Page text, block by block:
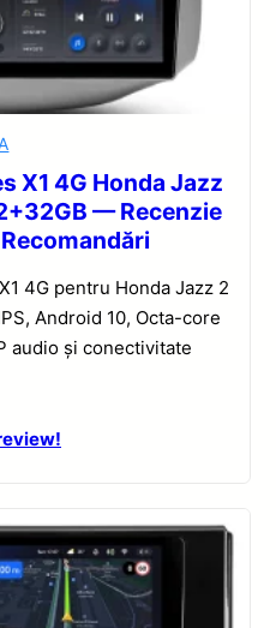
X1 4G Honda Jazz
— Recenzie
4G pentru Honda Jazz 2
Android 10, Octa-core
audio și conectivitate